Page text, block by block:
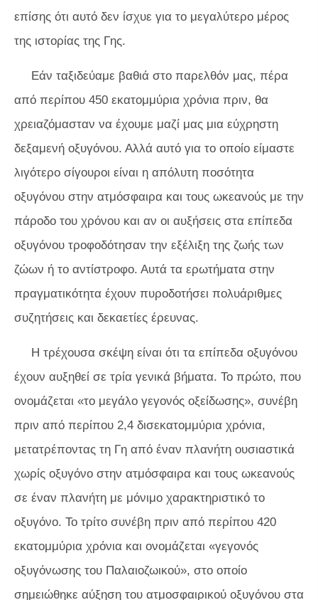
επίσης ότι αυτό δεν ίσχυε για το μεγαλύτερο μέρος
της ιστορίας της Γης.
Εάν ταξιδεύαμε βαθιά στο παρελθόν μας, πέρα ​​
από περίπου 450 εκατομμύρια χρόνια πριν, θα
χρειαζόμασταν να έχουμε μαζί μας μια εύχρηστη
δεξαμενή οξυγόνου. Αλλά αυτό για το οποίο είμαστε
λιγότερο σίγουροι είναι η απόλυτη ποσότητα
οξυγόνου στην ατμόσφαιρα και τους ωκεανούς με την
πάροδο του χρόνου και αν οι αυξήσεις στα επίπεδα
οξυγόνου τροφοδότησαν την εξέλιξη της ζωής των
ζώων ή το αντίστροφο. Αυτά τα ερωτήματα στην
πραγματικότητα έχουν πυροδοτήσει πολυάριθμες
συζητήσεις και δεκαετίες έρευνας.
Η τρέχουσα σκέψη είναι ότι τα επίπεδα οξυγόνου
έχουν αυξηθεί σε τρία γενικά βήματα. Το πρώτο, που
ονομάζεται «το μεγάλο γεγονός οξείδωσης», συνέβη
πριν από περίπου 2,4 δισεκατομμύρια χρόνια,
μετατρέποντας τη Γη από έναν πλανήτη ουσιαστικά
χωρίς οξυγόνο στην ατμόσφαιρα και τους ωκεανούς
σε έναν πλανήτη με μόνιμο χαρακτηριστικό το
οξυγόνο. Το τρίτο συνέβη πριν από περίπου 420
εκατομμύρια χρόνια και ονομάζεται «γεγονός
οξυγόνωσης του Παλαιοζωικού», στο οποίο
σημειώθηκε αύξηση του ατμοσφαιρικού οξυγόνου στα